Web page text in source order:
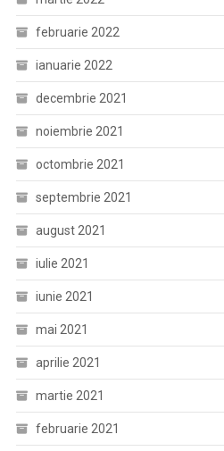
februarie 2022
ianuarie 2022
decembrie 2021
noiembrie 2021
octombrie 2021
septembrie 2021
august 2021
iulie 2021
iunie 2021
mai 2021
aprilie 2021
martie 2021
februarie 2021